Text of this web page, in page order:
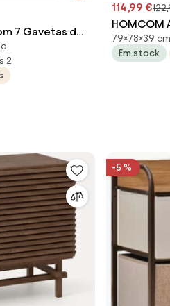
7 Gavetas de
Organizador
e Antitombo
| Aosom
2
114,99 €
HOMCOM
Fecho
79×78×39
Em stock
-5 %